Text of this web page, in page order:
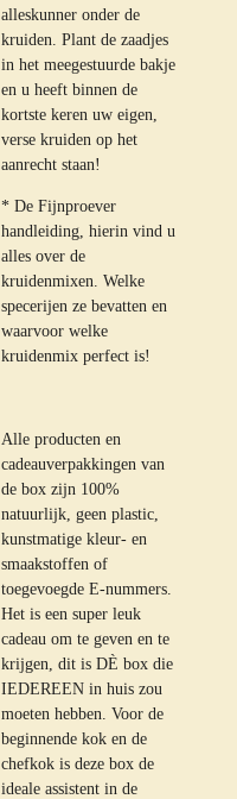
alleskunner onder de
kruiden. Plant de zaadjes
in het meegestuurde bakje
en u heeft binnen de
kortste keren uw eigen,
verse kruiden op het
aanrecht staan!
* De Fijnproever
handleiding, hierin vind u
alles over de
kruidenmixen. Welke
specerijen ze bevatten en
waarvoor welke
kruidenmix perfect is!
Alle producten en
cadeauverpakkingen van
de box zijn 100%
natuurlijk, geen plastic,
kunstmatige kleur- en
smaakstoffen of
toegevoegde E-nummers.
Het is een super leuk
cadeau om te geven en te
krijgen, dit is DÈ box die
IEDEREEN in huis zou
moeten hebben. Voor de
beginnende kok en de
chefkok is deze box de
ideale assistent in de